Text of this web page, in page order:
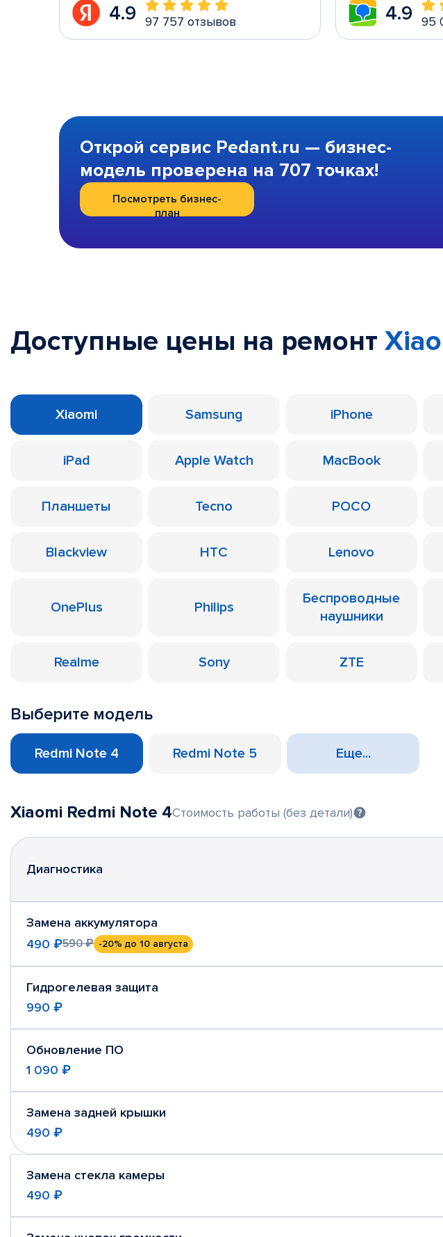
4.9 97 757 отзывов 4.9 95
Открой сервис Pedant.ru — бизнес-
модель проверена на 707 точках!
Посмотреть бизнес-
план
Доступные цены на ремонт
Xiaomi Samsung iPhone
iPad Apple Watch MacBook
Планшеты Tecno POCO
Blackview HTC Lenovo
OnePlus Philips
Беспроводные
наушники
Realme Sony ZTE
Выберите модель
Redmi Note 4 Redmi Note 5 Еще...
Xiaomi Redmi Note 4Стоимость работы (без детали)
Диагностика
Замена аккумулятора
490 ₽590 ₽ -20% до 10 августа
Гидрогелевая защита
990 ₽
Обновление ПО
1 090 ₽
Замена задней крышки
490 ₽
Замена стекла камеры
490 ₽